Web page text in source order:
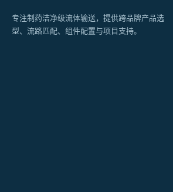
专注制药洁净级流体输送，提供跨品牌产品选
型、流路匹配、组件配置与项目支持。